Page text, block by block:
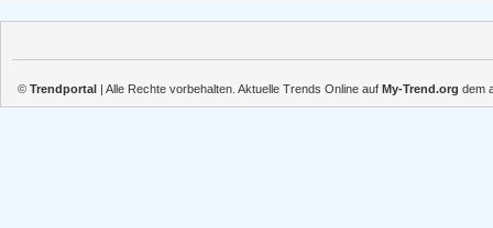
© Trendportal | Alle Rechte vorbehalten. Aktuelle Trends Online auf My-Trend.org dem